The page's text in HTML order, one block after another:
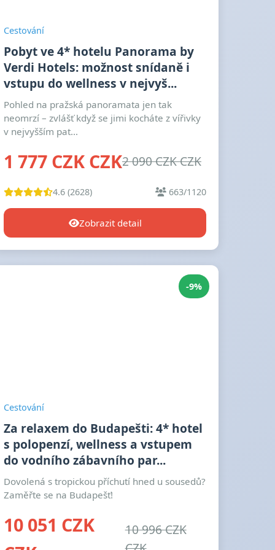
Cestování
Pobyt ve 4* hotelu Panorama by
Verdi Hotels: možnost snídaně i
vstupu do wellness v nejvyš...
Pohled na pražská panoramata jen tak
neomrzí – zvlášť když se jimi kocháte z vířivky
v nejvyšším pat...
1 777 CZK CZK2 090 CZK CZK
4.6 (2628) 663/1120
Zobrazit detail
-9%
Cestování
Za relaxem do Budapešti: 4* hotel
s polopenzí, wellness a vstupem
do vodního zábavního par...
Dovolená s tropickou příchutí hned u sousedů?
Zaměřte se na Budapešť!
10 051 CZK
10 996 CZK